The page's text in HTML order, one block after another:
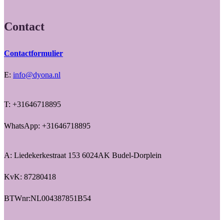
Contact
Contactformulier
E: info@dyona.nl
T: +31646718895
WhatsApp: +31646718895
A: Liedekerkestraat 153 6024AK Budel-Dorplein
KvK: 87280418
BTWnr:NL004387851B54